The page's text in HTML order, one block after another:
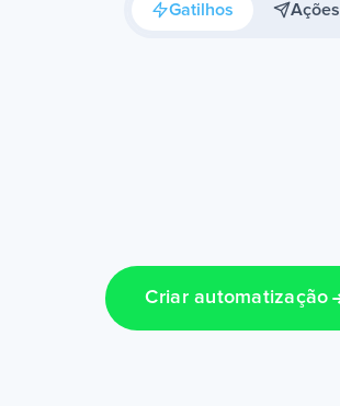
Gatilhos Ações
Criar automatização